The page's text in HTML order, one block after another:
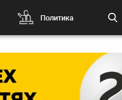
Политика